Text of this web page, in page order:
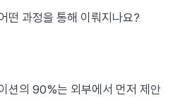
떤 과정을 통해 이뤄지나요?
션의 90%는 외부에서 먼저 제안